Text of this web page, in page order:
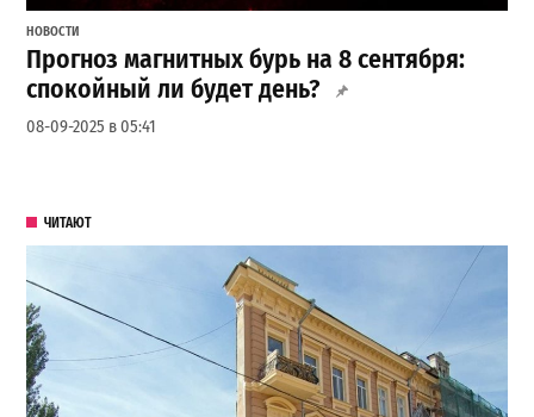
НОВОСТИ
Прогноз магнитных бурь на 8 сентября:
спокойный ли будет день?
08-09-2025 в 05:41
ЧИТАЮТ